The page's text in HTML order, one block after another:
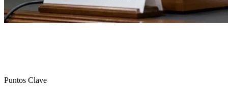
Puntos Clave